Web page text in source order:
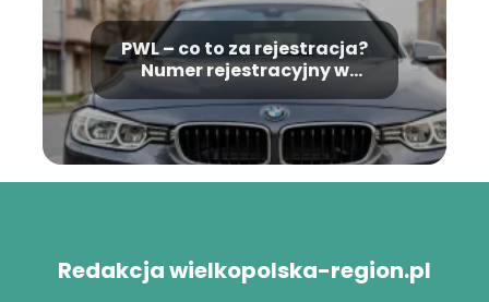
PWL – co to za rejestracja?
Numer rejestracyjny w
Wielkopolsce
Redakcja wielkopolska-region.pl